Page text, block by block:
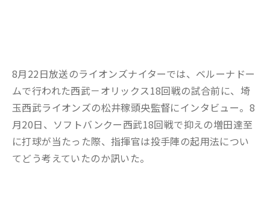
8月22日放送のライオンズナイターでは、ベルーナドー
ムで行われた西武－オリックス18回戦の試合前に、埼
玉西武ライオンズの松井稼頭央監督にインタビュー。8
月20日、ソフトバンクー西武18回戦で抑えの増田達至
に打球が当たった際、指揮官は投手陣の起用法につい
てどう考えていたのか訊いた。